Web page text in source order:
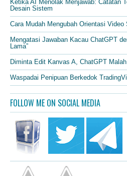
Ketika AI Menolak Menjawab: Catatan
Desain Sistem
Cara Mudah Mengubah Orientasi
Mengatasi Jawaban Kacau ChatGPT
Lama”
Diminta Edit Kanvas A, ChatGPT
Waspadai Penipuan Berkedok
FOLLOW ME ON SOCIAL MEDIA